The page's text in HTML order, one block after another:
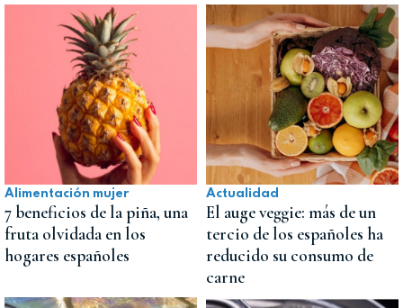
Alimentación mujer
7 beneficios de la piña, una
fruta olvidada en los
hogares españoles
Actualidad
El auge veggie: más de un
tercio de los españoles ha
reducido su consumo de
carne